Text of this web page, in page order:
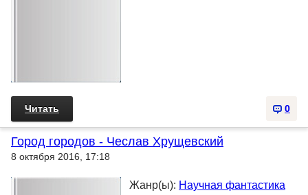
0
Читать
Город городов - Чеслав Хрущевский
8 октября 2016, 17:18
Жанр(ы): Научная фантастика